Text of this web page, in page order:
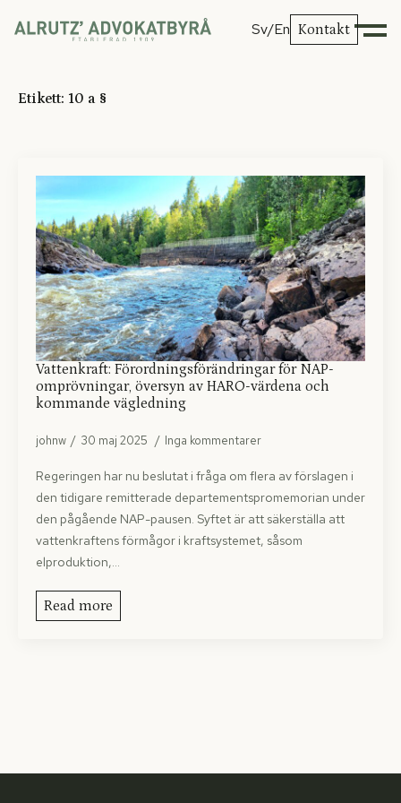
Sv/En Kontakt
Etikett: 10 a §
Vattenkraft: Förordningsförändringar för NAP-
omprövningar, översyn av HARO-värdena och
kommande vägledning
johnw 30 maj 2025 Inga kommentarer
Regeringen har nu beslutat i fråga om flera av förslagen i
den tidigare remitterade departementspromemorian under
den pågående NAP-pausen. Syftet är att säkerställa att
vattenkraftens förmågor i kraftsystemet, såsom
elproduktion,…
Read more